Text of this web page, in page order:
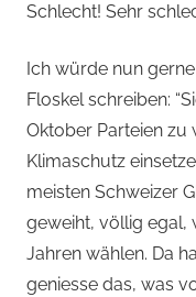
Schlecht! Sehr
Ich würde nun
Floskel schreiben:
Oktober Parteien zu
Klimaschutz
meisten Schweizer
geweiht, völlig egal,
Jahren wählen. Da
geniesse das, was